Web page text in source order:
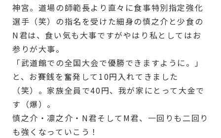
神宮。道場の師範長より直々に食事特別指定強化
選手（笑）の指名を受けた細身の慎之介と少食の
N君は、食い気も大事ですがやはり私としてはお
参りが大事。
「武道館での全国大会で優勝できますように。」
と、お賽銭を奮発して10円入れてきました
（笑）。家族全員で40円、我が家にとって大金で
す（爆）。
慎之介・凛之介・N君そしてM君、一回りも二回り
も強くなっていこう！